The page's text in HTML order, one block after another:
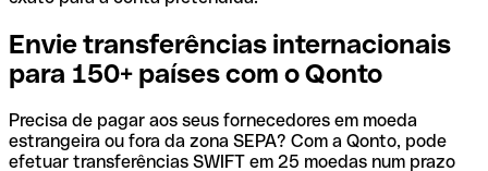
Envie transferências internacionais
para 150+ países com o Qonto
Precisa de pagar aos seus fornecedores em moeda
estrangeira ou fora da zona SEPA? Com a Qonto, pode
efetuar transferências SWIFT em 25 moedas num prazo